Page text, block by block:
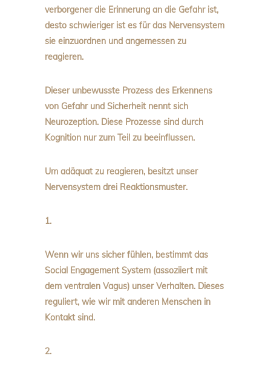
verborgener die Erinnerung an die Gefahr ist,
desto schwieriger ist es für das Nervensystem
sie einzuordnen und angemessen zu
reagieren.
Dieser unbewusste Prozess des Erkennens
von Gefahr und Sicherheit nennt sich
Neurozeption. Diese Prozesse sind durch
Kognition nur zum Teil zu beeinflussen.
Um adäquat zu reagieren, besitzt unser
Nervensystem drei Reaktionsmuster.
1.
Wenn wir uns sicher fühlen, bestimmt das
Social Engagement System (assoziiert mit
dem ventralen Vagus) unser Verhalten. Dieses
reguliert, wie wir mit anderen Menschen in
Kontakt sind.
2.